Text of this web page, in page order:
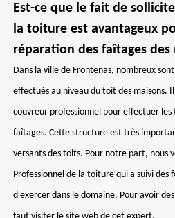
Est-ce que le fait de
la toiture est avantageux
réparation des faîtages des
Dans la ville de Frontenas, nombreux
effectués au niveau du toit des maisons.
couvreur professionnel pour effectuer
faîtages. Cette structure est très
versants des toits. Pour notre part, nous
Professionnel de la toiture qui a suivi des
d'exercer dans le domaine. Pour avoir